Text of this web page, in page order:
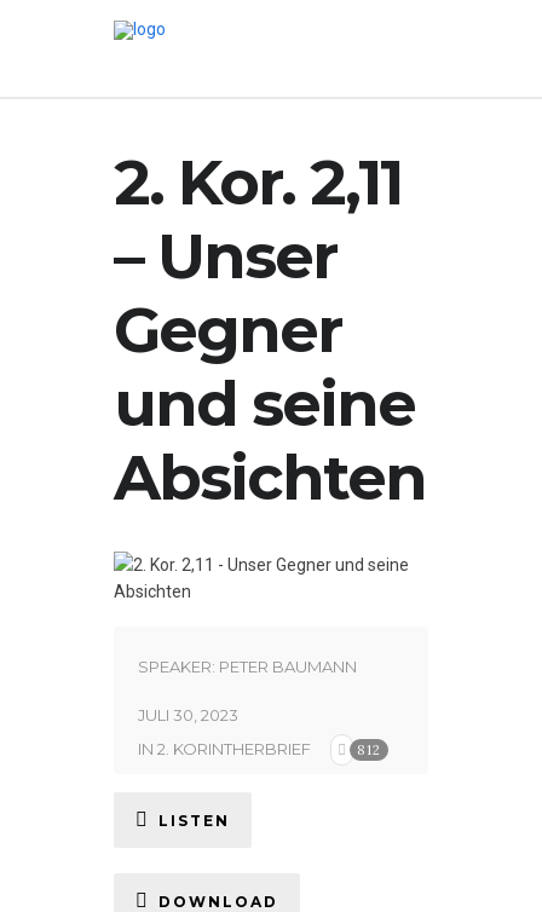
2. Kor. 2,11
– Unser
Gegner
und seine
Absichten
SPEAKER: PETER BAUMANN
JULI 30, 2023
IN 2. KORINTHERBRIEF 812
LISTEN
DOWNLOAD